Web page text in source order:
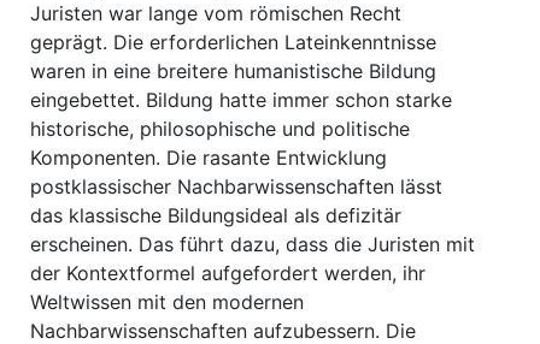
Juristen war lange vom römischen Recht
geprägt. Die erforderlichen Lateinkenntnisse
waren in eine breitere humanistische Bildung
eingebettet. Bildung hatte immer schon starke
historische, philosophische und politische
Komponenten. Die rasante Entwicklung
postklassischer Nachbarwissenschaften lässt
das klassische Bildungsideal als defizitär
erscheinen. Das führt dazu, dass die Juristen mit
der Kontextformel aufgefordert werden, ihr
Weltwissen mit den modernen
Nachbarwissenschaften aufzubessern. Die